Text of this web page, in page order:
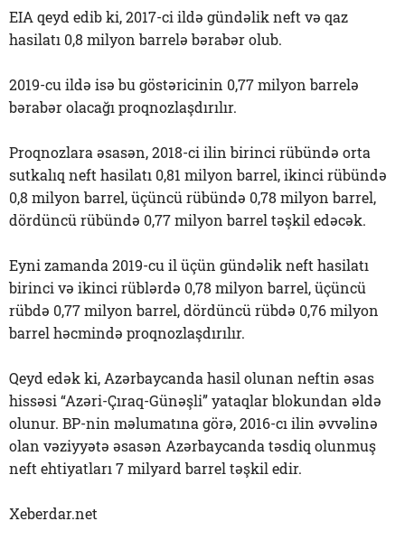
EIA qeyd edib ki, 2017-ci ildə gündəlik neft və qaz
hasilatı 0,8 milyon barrelə bərabər olub.
2019-cu ildə isə bu göstəricinin 0,77 milyon barrelə
bərabər olacağı proqnozlaşdırılır.
Proqnozlara əsasən, 2018-ci ilin birinci rübündə orta
sutkalıq neft hasilatı 0,81 milyon barrel, ikinci rübündə
0,8 milyon barrel, üçüncü rübündə 0,78 milyon barrel,
dördüncü rübündə 0,77 milyon barrel təşkil edəcək.
Eyni zamanda 2019-cu il üçün gündəlik neft hasilatı
birinci və ikinci rüblərdə 0,78 milyon barrel, üçüncü
rübdə 0,77 milyon barrel, dördüncü rübdə 0,76 milyon
barrel həcmində proqnozlaşdırılır.
Qeyd edək ki, Azərbaycanda hasil olunan neftin əsas
hissəsi “Azəri-Çıraq-Günəşli” yataqlar blokundan əldə
olunur. BP-nin məlumatına görə, 2016-cı ilin əvvəlinə
olan vəziyyətə əsasən Azərbaycanda təsdiq olunmuş
neft ehtiyatları 7 milyard barrel təşkil edir.
Xeberdar.net